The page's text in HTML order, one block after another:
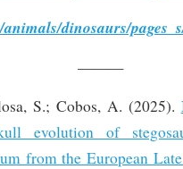
dinosaurs/
———
S.; Cobos, A. (2025).
evolution of
from the European